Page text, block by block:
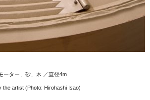
ーター、砂、木 ／直径4m
artist (Photo: Hirohashi Isao)